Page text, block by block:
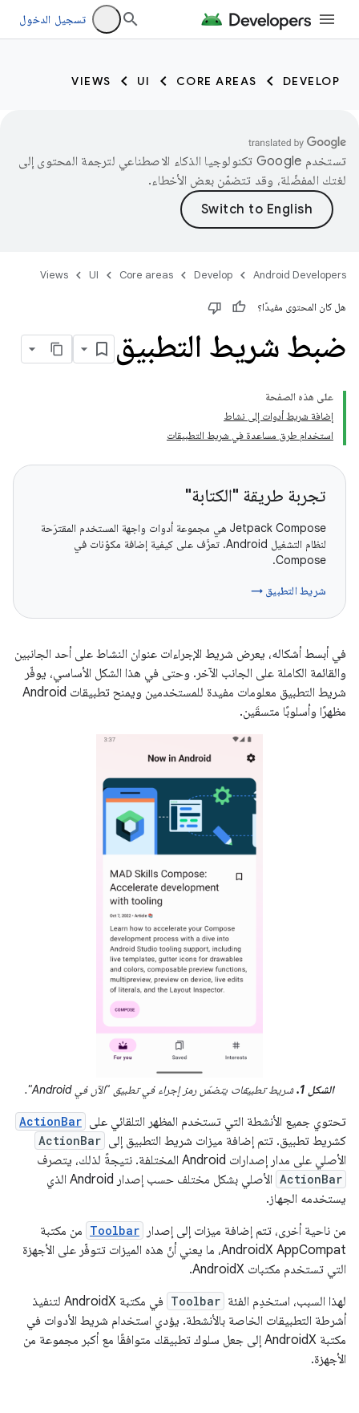
تسجيل الدخول
DEVELOP
CORE AREAS
UI
VIEWS
تستخدم Google تكنولوجيا الذكاء الاصطناعي لترجمة المحتوى إلى
لغتك المفضّلة، وقد تتضمّن بعض الأخطاء.
Android Developers
Develop
Core areas
UI
Views
هل كان المحتوى مفيدًا؟
ضبط شريط التطبيق
على هذه الصفحة
إضافة شريط أدوات إلى نشاط
استخدام طرق مساعدة في شريط التطبيقات
تجربة طريقة "الكتابة"
‫Jetpack Compose هي مجموعة أدوات واجهة المستخدم المقترَحة
لنظام التشغيل Android. تعرَّف على كيفية إضافة مكوّنات في
Compose.
شريط التطبيق →
في أبسط أشكاله، يعرض شريط الإجراءات عنوان النشاط على أحد الجانبين
والقائمة الكاملة على الجانب الآخر. وحتى في هذا الشكل الأساسي، يوفّر
شريط التطبيق معلومات مفيدة للمستخدمين ويمنح تطبيقات Android
مظهرًا وأسلوبًا متسقَين.
الشكل 1. شريط تطبيقات يتضمّن رمز إجراء في تطبيق "الآن في Android".
تحتوي جميع الأنشطة التي تستخدم المظهر التلقائي على ActionBar
كشريط تطبيق. تتم إضافة ميزات شريط التطبيق إلى ActionBar
الأصلي على مدار إصدارات Android المختلفة. نتيجةً لذلك، يتصرف
ActionBar
الأصلي بشكل مختلف حسب إصدار Android الذي
يستخدمه الجهاز.
من ناحية أخرى، تتم إضافة ميزات إلى إصدار
Toolbar من مكتبة
AndroidX AppCompat، ما يعني أنّ هذه الميزات تتوفّر على الأجهزة
التي تستخدم مكتبات AndroidX.
لهذا السبب، استخدِم الفئة Toolbar
في مكتبة AndroidX لتنفيذ
أشرطة التطبيقات الخاصة بالأنشطة. يؤدي استخدام شريط الأدوات في
مكتبة AndroidX إلى جعل سلوك تطبيقك متوافقًا مع أكبر مجموعة من
الأجهزة.